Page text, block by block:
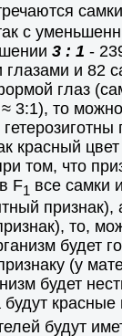
с
3 : 1 -
и 82
глаз
≈ 3:1), то
красный
том, что
F1 все самки
то,
будет
(у
будет
будут красные
будут